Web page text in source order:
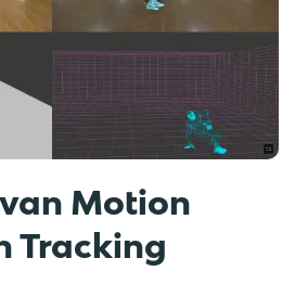
Motion
Tracking